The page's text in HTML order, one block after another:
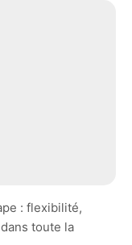
: flexibilité,
toute la